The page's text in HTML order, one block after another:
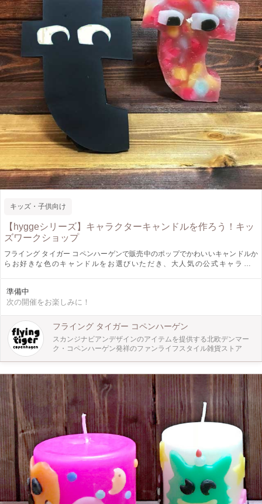
キッズ・子供向け
【hyggeシリーズ】キャラクターキャンドルを作ろう！キッ
ズワークショップ
フライング タイガー コペンハーゲンで販売中のポップでかわいいキャンドルか
らお好きな色のキャンドルをお選びいただき、大人気の公式キャラクタ
の年齢や好みによって調整が出来ますので小さなお子様でも安心して参加がで
き、オリジナルのキャンドルが出来上がります。
準備中
次の開催をお楽しみに！
フライング タイガー コペンハーゲン
スカンジナビアンデザインのアイテムを提供する北欧デンマー
ク・コペンハーゲン発祥のファンライフスタイル雑貨ストア